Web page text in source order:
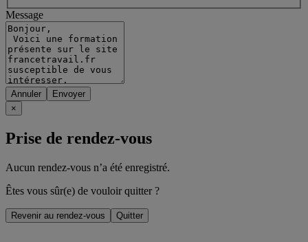
Message
Annuler
×
Prise de rendez-vous
Aucun rendez-vous n’a été enregistré.
Êtes vous sûr(e) de vouloir quitter ?
Revenir au rendez-vous Quitter